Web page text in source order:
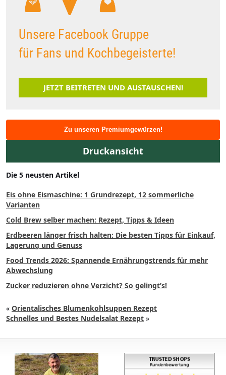
Unsere Facebook Gruppe
für Fans und Kochbegeisterte!
JETZT BEITRETEN UND AUSTAUSCHEN!
Zu unseren Premiumgewürzen!
Druckansicht
Die 5 neusten Artikel
Eis ohne Eismaschine: 1 Grundrezept, 12 sommerliche
Varianten
Cold Brew selber machen: Rezept, Tipps & Ideen
Erdbeeren länger frisch halten: Die besten Tipps für Einkauf,
Lagerung und Genuss
Food Trends 2026: Spannende Ernährungstrends für mehr
Abwechslung
Zucker reduzieren ohne Verzicht? So gelingt’s!
« Orientalisches Blumenkohlsuppen Rezept
Schnelles und Bestes Nudelsalat Rezept »